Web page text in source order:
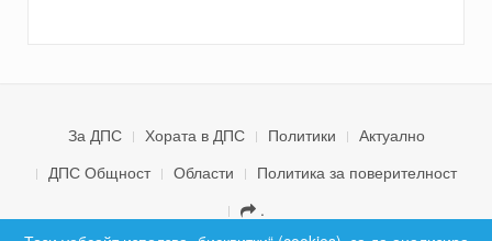
За ДПС Хората в ДПС Политики
Актуално
ДПС Общност
Области
Политика за поверителност
.
© 2026 ДПС България. Всички права запазени.